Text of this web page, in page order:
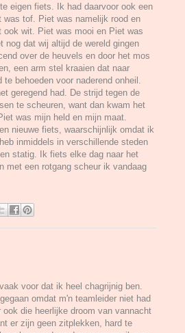
eigen fiets. Ik had daarvoor ook een
tof. Piet was namelijk rood en
ook wit. Piet was mooi en Piet was
dat wij altijd de wereld gingen
over de heuvels en door het mos
een arm stel kraaien dat naar
behoeden voor naderend onheil.
geregend had. De strijd tegen de
te scheuren, want dan kwam het
was mijn held en mijn maat.
nieuwe fiets, waarschijnlijk omdat ik
inmiddels in verschillende steden
statig. Ik fiets elke dag naar het
met een rotgang scheur ik vandaag
voor dat ik heel chagrijnig ben.
omdat m'n teamleider niet had
die heerlijke droom van vannacht
er zijn geen zitplekken, hard te